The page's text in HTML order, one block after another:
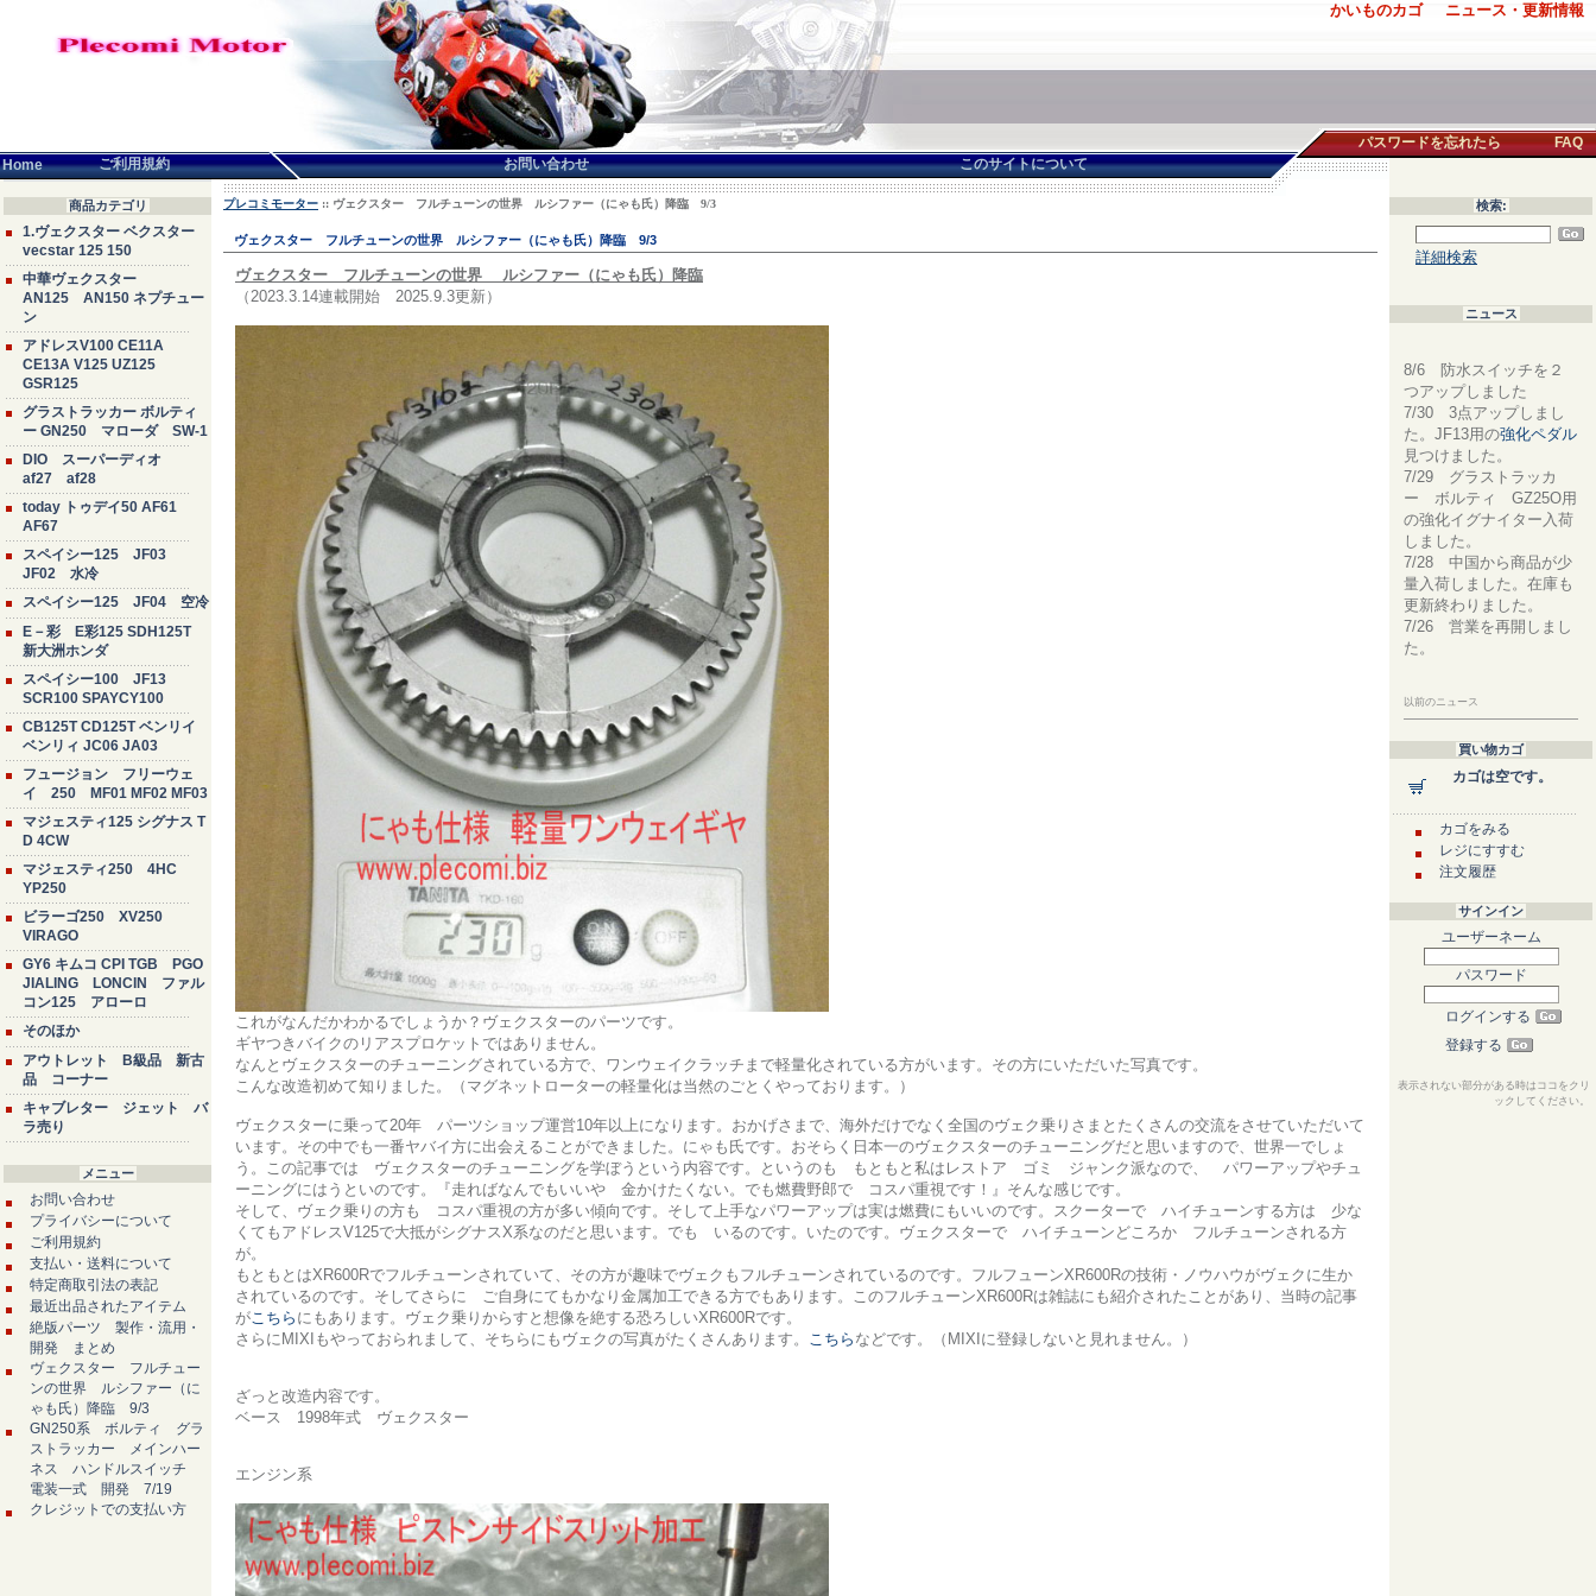
かいものカゴ ニュース・更新情報
Home ご利用規約 お問い合わせ このサイトについて
パスワードを忘れたら FAQ
商品カテゴリ
1.ヴェクスター ベクスター
vecstar 125 150
中華ヴェクスター
AN125 AN150 ネプチュー
ン
アドレスV100 CE11A
CE13A V125 UZ125
GSR125
グラストラッカー ボルティ
ー GN250 マローダ SW-1
DIO スーパーディオ
af27 af28
today トゥデイ50 AF61
AF67
スペイシー125 JF03
JF02 水冷
スペイシー125 JF04 空冷
E－彩 E彩125 SDH125T
新大洲ホンダ
スペイシー100 JF13
SCR100 SPAYCY100
CB125T CD125T ベンリイ
ベンリィ JC06 JA03
フュージョン フリーウェ
イ 250 MF01 MF02 MF03
マジェスティ125 シグナス T
D 4CW
マジェスティ250 4HC
YP250
ビラーゴ250 XV250
VIRAGO
GY6 キムコ CPI TGB PGO
JIALING LONCIN ファル
コン125 アローロ
そのほか
アウトレット B級品 新古
品 コーナー
キャブレター ジェット バ
ラ売り
メニュー
お問い合わせ
プライバシーについて
ご利用規約
支払い・送料について
特定商取引法の表記
最近出品されたアイテム
絶版パーツ 製作・流用・
開発 まとめ
ヴェクスター フルチュー
ンの世界 ルシファー（に
ゃも氏）降臨 9/3
GN250系 ボルティ グラ
ストラッカー メインハー
ネス ハンドルスイッチ
電装一式 開発 7/19
クレジットでの支払い方
プレコミモーター :: ヴェクスター フルチューンの世界 ルシファー（にゃも氏）降臨 9/3
ヴェクスター フルチューンの世界 ルシファー（にゃも氏）降臨 9/3
ヴェクスター フルチューンの世界 ルシファー（にゃも氏）降臨
（2023.3.14連載開始 2025.9.3更新）
これがなんだかわかるでしょうか？ヴェクスターのパーツです。
ギヤつきバイクのリアスプロケットではありません。
なんとヴェクスターのチューニングされている方で、ワンウェイクラッチまで軽量化されている方がいます。その方にいただいた写真です。
こんな改造初めて知りました。（マグネットローターの軽量化は当然のごとくやっております。）
ヴェクスターに乗って20年 パーツショップ運営10年以上になります。おかげさまで、海外だけでなく全国のヴェク乗りさまとたくさんの交流をさせていただいて
います。その中でも一番ヤバイ方に出会えることができました。にゃも氏です。おそらく日本一のヴェクスターのチューニングだと思いますので、世界一でしょ
う。この記事では ヴェクスターのチューニングを学ぼうという内容です。というのも もともと私はレストア ゴミ ジャンク派なので、 パワーアップやチュ
ーニングにはうといのです。『走ればなんでもいいや 金かけたくない。でも燃費野郎で コスパ重視です！』そんな感じです。
そして、ヴェク乗りの方も コスパ重視の方が多い傾向です。そして上手なパワーアップは実は燃費にもいいのです。スクーターで ハイチューンする方は 少な
くてもアドレスV125で大抵がシグナスX系なのだと思います。でも いるのです。いたのです。ヴェクスターで ハイチューンどころか フルチューンされる方
が。
もともとはXR600Rでフルチューンされていて、その方が趣味でヴェクもフルチューンされているのです。フルフューンXR600Rの技術・ノウハウがヴェクに生か
されているのです。そしてさらに ご自身にてもかなり金属加工できる方でもあります。このフルチューンXR600Rは雑誌にも紹介されたことがあり、当時の記事
が こちら にもあります。ヴェク乗りからすと想像を絶する恐ろしいXR600Rです。
さらにMIXIもやっておられまして、そちらにもヴェクの写真がたくさんあります。
こちら などです。（MIXIに登録しないと見れません。）
ざっと改造内容です。
ベース 1998年式 ヴェクスター
エンジン系
検索:
詳細検索
ニュース
8/6 防水スイッチを２
つアップしました
7/30 3点アップしまし
た。JF13用の強化ペダル
見つけました。
7/29 グラストラッカ
ー ボルティ GZ25O用
の強化イグナイター入荷
しました。
7/28 中国から商品が少
量入荷しました。在庫も
更新終わりました。
7/26 営業を再開しまし
た。
以前のニュース
買い物カゴ
カゴは空です。
カゴをみる
レジにすすむ
注文履歴
サインイン
ユーザーネーム
パスワード
ログインする
登録する
表示されない部分がある時はココをクリ
ックしてください。